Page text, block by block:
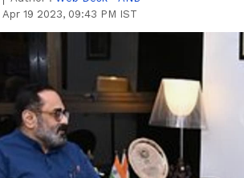
Apr 19 2023, 09:43 PM IST